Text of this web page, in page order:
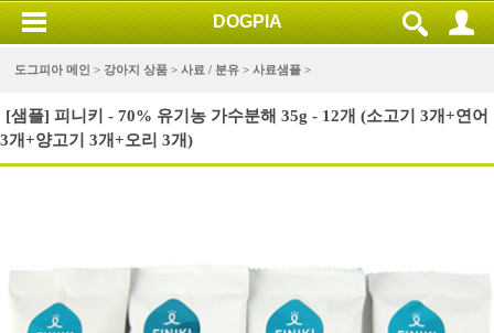
DOGPIA
도그피아 메인 > 강아지 상품 > 사료 / 분유 > 사료샘플 >
[샘플] 피니키 - 70% 유기농 가수분해 35g - 12개 (소고기 3개+연어
3개+양고기 3개+오리 3개)